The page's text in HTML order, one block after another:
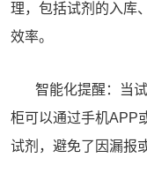
理，包括试剂的入库
效率。
智能化提醒：当试
柜可以通过手机APP
试剂，避免了因漏报